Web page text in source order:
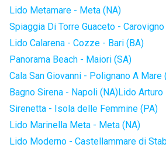
Lido Metamare - Meta (NA)
Spiaggia Di Torre Guaceto - Carovigno
Lido Calarena - Cozze - Bari (BA)
Panorama Beach - Maiori (SA)
Cala San Giovanni - Polignano A Mare
Bagno Sirena - Napoli (NA)Lido
Sirenetta - Isola delle Femmine (PA)
Lido Marinella Meta - Meta (NA)
Lido Moderno - Castellammare di